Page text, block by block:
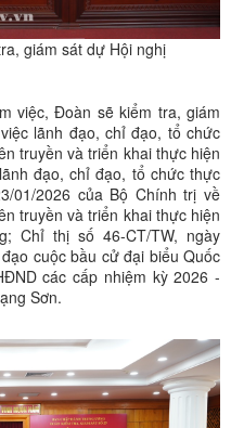
giám sát dự Hội nghị
việc, Đoàn sẽ kiểm tra, giám
lãnh đạo, chỉ đạo, tổ chức
truyền và triển khai thực hiện
đạo, chỉ đạo, tổ chức thực
01/2026 của Bộ Chính trị về
truyền và triển khai thực hiện
Chỉ thị số 46-CT/TW, ngày
cuộc bầu cử đại biểu Quốc
các cấp nhiệm kỳ 2026 -
Sơn.